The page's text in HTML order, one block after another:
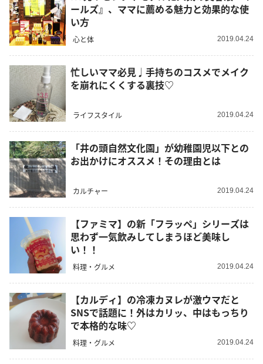
ールズ』、ママに薦める魅力と効果的な使
い方
心と体 2019.04.24
忙しいママ必見♩手持ちのコスメでメイク
を崩れにくくする裏技♡
ライフスタイル 2019.04.24
「井の頭自然文化園」が幼稚園児以下との
お出かけにオススメ！その理由とは
カルチャー 2019.04.24
【ファミマ】の新「フラッペ」シリーズは
思わず一気飲みしてしまうほど美味し
い！！
料理・グルメ 2019.04.24
【カルディ】の冷凍カヌレが激ウマだと
SNSで話題に！外はカリッ、中はもっちり
で本格的な味♡
料理・グルメ 2019.04.24